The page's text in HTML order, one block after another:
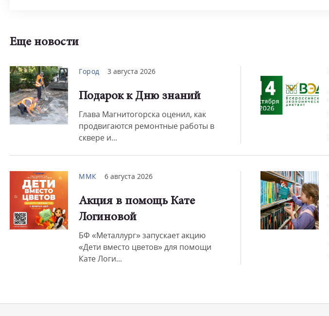
Еще новости
Город 3 августа 2026
Подарок к Дню знаний
Глава Магнитогорска оценил, как
продвигаются ремонтные работы в
сквере и...
ММК 6 августа 2026
Акция в помощь Кате
Логиновой
БФ «Металлург» запускает акцию
«Дети вместо цветов» для помощи
Кате Логи...